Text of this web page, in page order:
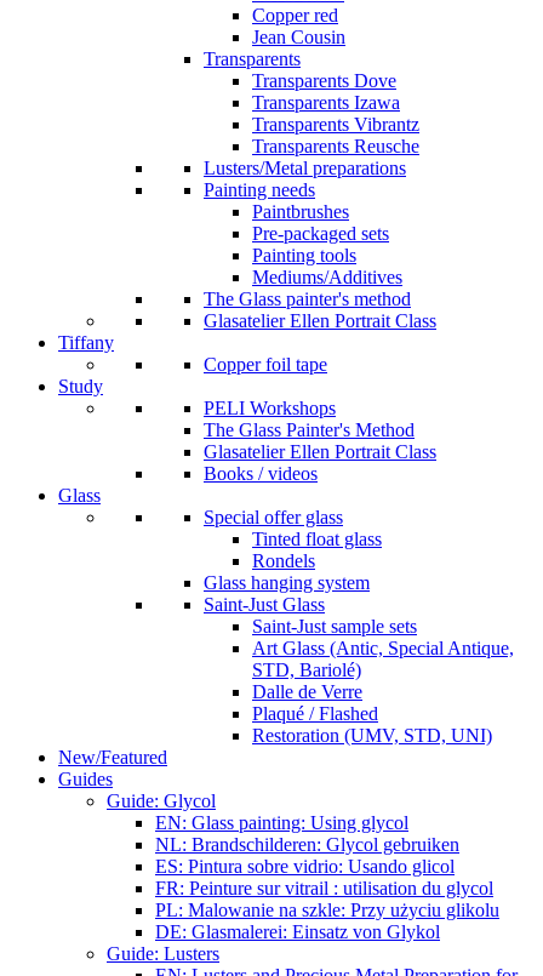
Copper red
Jean Cousin
Transparents
Transparents Dove
Transparents Izawa
Transparents Vibrantz
Transparents Reusche
Lusters/Metal preparations
Painting needs
Paintbrushes
Pre-packaged sets
Painting tools
Mediums/Additives
The Glass painter's method
Glasatelier Ellen Portrait Class
Tiffany
Copper foil tape
Study
PELI Workshops
The Glass Painter's Method
Glasatelier Ellen Portrait Class
Books / videos
Glass
Special offer glass
Tinted float glass
Rondels
Glass hanging system
Saint-Just Glass
Saint-Just sample sets
Art Glass (Antic, Special Antique,
STD, Bariolé)
Dalle de Verre
Plaqué / Flashed
Restoration (UMV, STD, UNI)
New/Featured
Guides
Guide: Glycol
EN: Glass painting: Using glycol
NL: Brandschilderen: Glycol gebruiken
ES: Pintura sobre vidrio: Usando glicol
FR: Peinture sur vitrail : utilisation du glycol
PL: Malowanie na szkle: Przy użyciu glikolu
DE: Glasmalerei: Einsatz von Glykol
Guide: Lusters